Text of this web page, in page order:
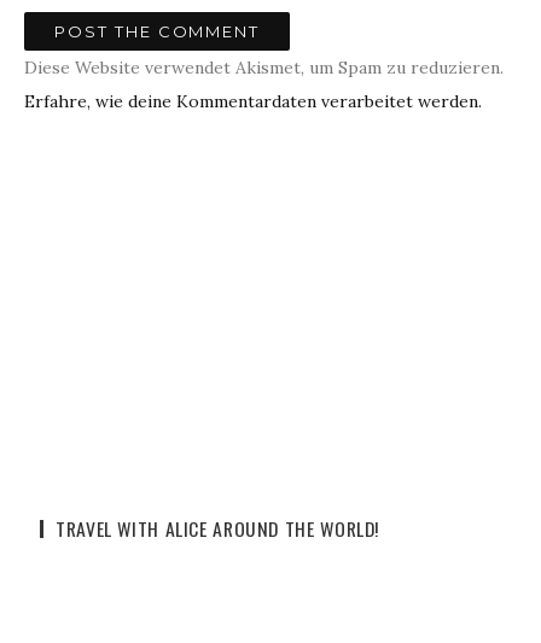
Diese Website verwendet Akismet, um Spam zu reduzieren.
Erfahre, wie deine Kommentardaten verarbeitet werden.
TRAVEL WITH ALICE AROUND THE WORLD!